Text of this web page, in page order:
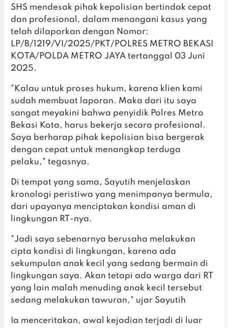
SHS mendesak pihak kepolisian bertindak cepat
dan profesional, dalam menangani kasus yang
telah dilaporkan dengan Nomor:
LP/B/1219/VI/2025/PKT/POLRES METRO BEKASI
KOTA/POLDA METRO JAYA tertanggal 03 Juni
2025.
"Kalau untuk proses hukum, karena klien kami
sudah membuat laporan. Maka dari itu saya
sangat meyakini bahwa penyidik Polres Metro
Bekasi Kota, harus bekerja secara profesional.
Saya berharap pihak kepolisian bisa bergerak
dengan cepat untuk menangkap terduga
pelaku," tegasnya.
Di tempat yang sama, Sayutih menjelaskan
kronologi peristiwa yang menimpanya bermula,
dari upayanya menciptakan kondisi aman di
lingkungan RT-nya.
"Jadi saya sebenarnya berusaha melakukan
cipta kondisi di lingkungan, karena ada
sekumpulan anak kecil yang sedang bermain di
lingkungan saya. Akan tetapi ada warga dari RT
yang lain malah menuding anak kecil tersebut
sedang melakukan tawuran," ujar Sayutih
Ia menceritakan, awal kejadian terjadi di luar